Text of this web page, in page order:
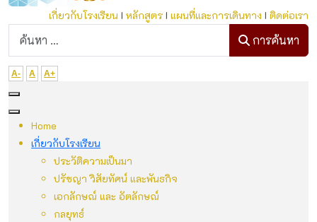
เกี่ยวกับโรงเรียนI หลักสูตรI แผนที่และการเดินทาง I ติดต่อเรา
ก
การค้นหา
A- A A+
Home
เกี่ยวกับโรงเรียน
ประวัติความเป็นมา
ปรัชญา วิสัยทัศน์ และพันธกิจ
เอกลักษณ์ และ อัตลักษณ์
กลยุทธ์